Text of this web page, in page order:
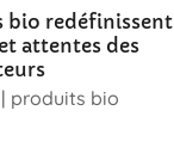
bio redéfinissent
attentes des
| produits bio